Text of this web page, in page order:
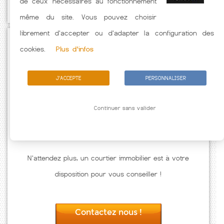
caractéristiques de l'emprunteur.
N'attendez plus, un courtier immobilier est à votre
disposition pour vous conseiller !
Contactez nous !
même du site. Vous pouvez choisir
librement d'accepter ou d'adapter la configuration des
cookies.
Plus d'infos
J'ACCEPTE PERSONNALISER
Continuer sans valider